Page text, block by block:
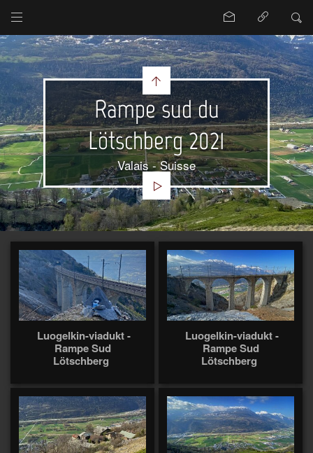
Rampe sud du
Lötschberg 2021
Valais - Suisse
Luogelkin-viadukt -
Rampe Sud
Lötschberg
Luogelkin-viadukt -
Rampe Sud
Lötschberg